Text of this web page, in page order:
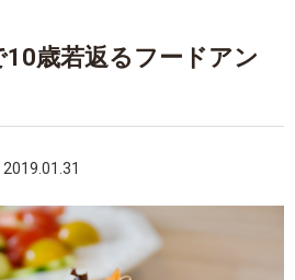
歳若返るフードアン
2019.01.31